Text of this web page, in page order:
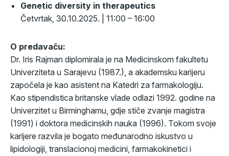
Genetic diversity in therapeutics
Četvrtak, 30.10.2025. | 11:00 – 16:00
O predavaču:
Dr. Iris Rajman diplomirala je na Medicinskom fakultetu
Univerziteta u Sarajevu (1987.), a akademsku karijeru
započela je kao asistent na Katedri za farmakologiju.
Kao stipendistica britanske vlade odlazi 1992. godine na
Univerzitet u Birminghamu, gdje stiče zvanje magistra
(1991) i doktora medicinskih nauka (1996). Tokom svoje
karijere razvila je bogato međunarodno iskustvo u
lipidologiji, translacionoj medicini, farmakokinetici i